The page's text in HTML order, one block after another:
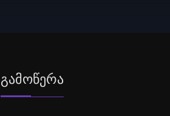
Გამოწერა